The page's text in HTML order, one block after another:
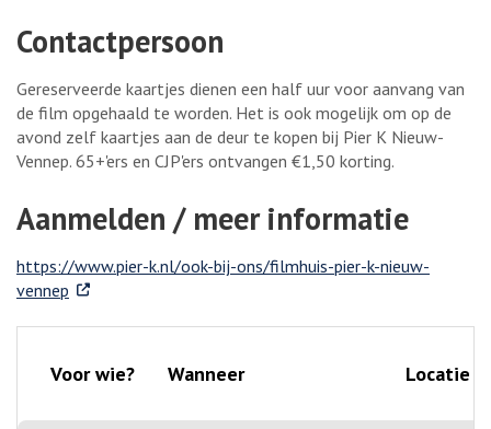
Contactpersoon
Gereserveerde kaartjes dienen een half uur voor aanvang van
de film opgehaald te worden. Het is ook mogelijk om op de
avond zelf kaartjes aan de deur te kopen bij Pier K Nieuw-
Vennep. 65+'ers en CJP'ers ontvangen €1,50 korting.
Aanmelden / meer informatie
https://www.pier-k.nl/ook-bij-ons/filmhuis-pier-k-nieuw-
vennep . Externe link
Voor wie? Wanneer Locatie